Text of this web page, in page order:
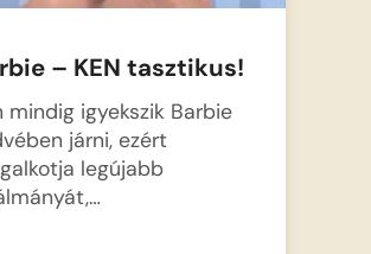
– KEN tasztikus!
mindig igyekszik Barbie
járni, ezért
legújabb